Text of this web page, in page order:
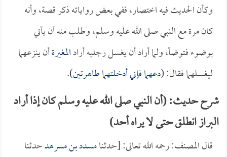
وكأن الحديث فيه اختصار، ففي بعض رواياته ذكر قصة، وأنه
كان مرة مع النبي صلى الله عليه وسلم، وطلب منه أن يأتي
بوضوء فتوضأ، ولما أراد أن يغسل رجليه أرادالمغيرةأن ينزعهما
ليغسلهما فقال: (دعهما فإني أدخلتهما طاهرتين).
شرح حديث: (أن النبي صلى الله عليه وسلم كان إذا أراد
البراز انطلق حتى لا يراه أحد)
قال المصنف: رحمه الله تعالى: [حدثنامسدد بن مسرهدحدثنا